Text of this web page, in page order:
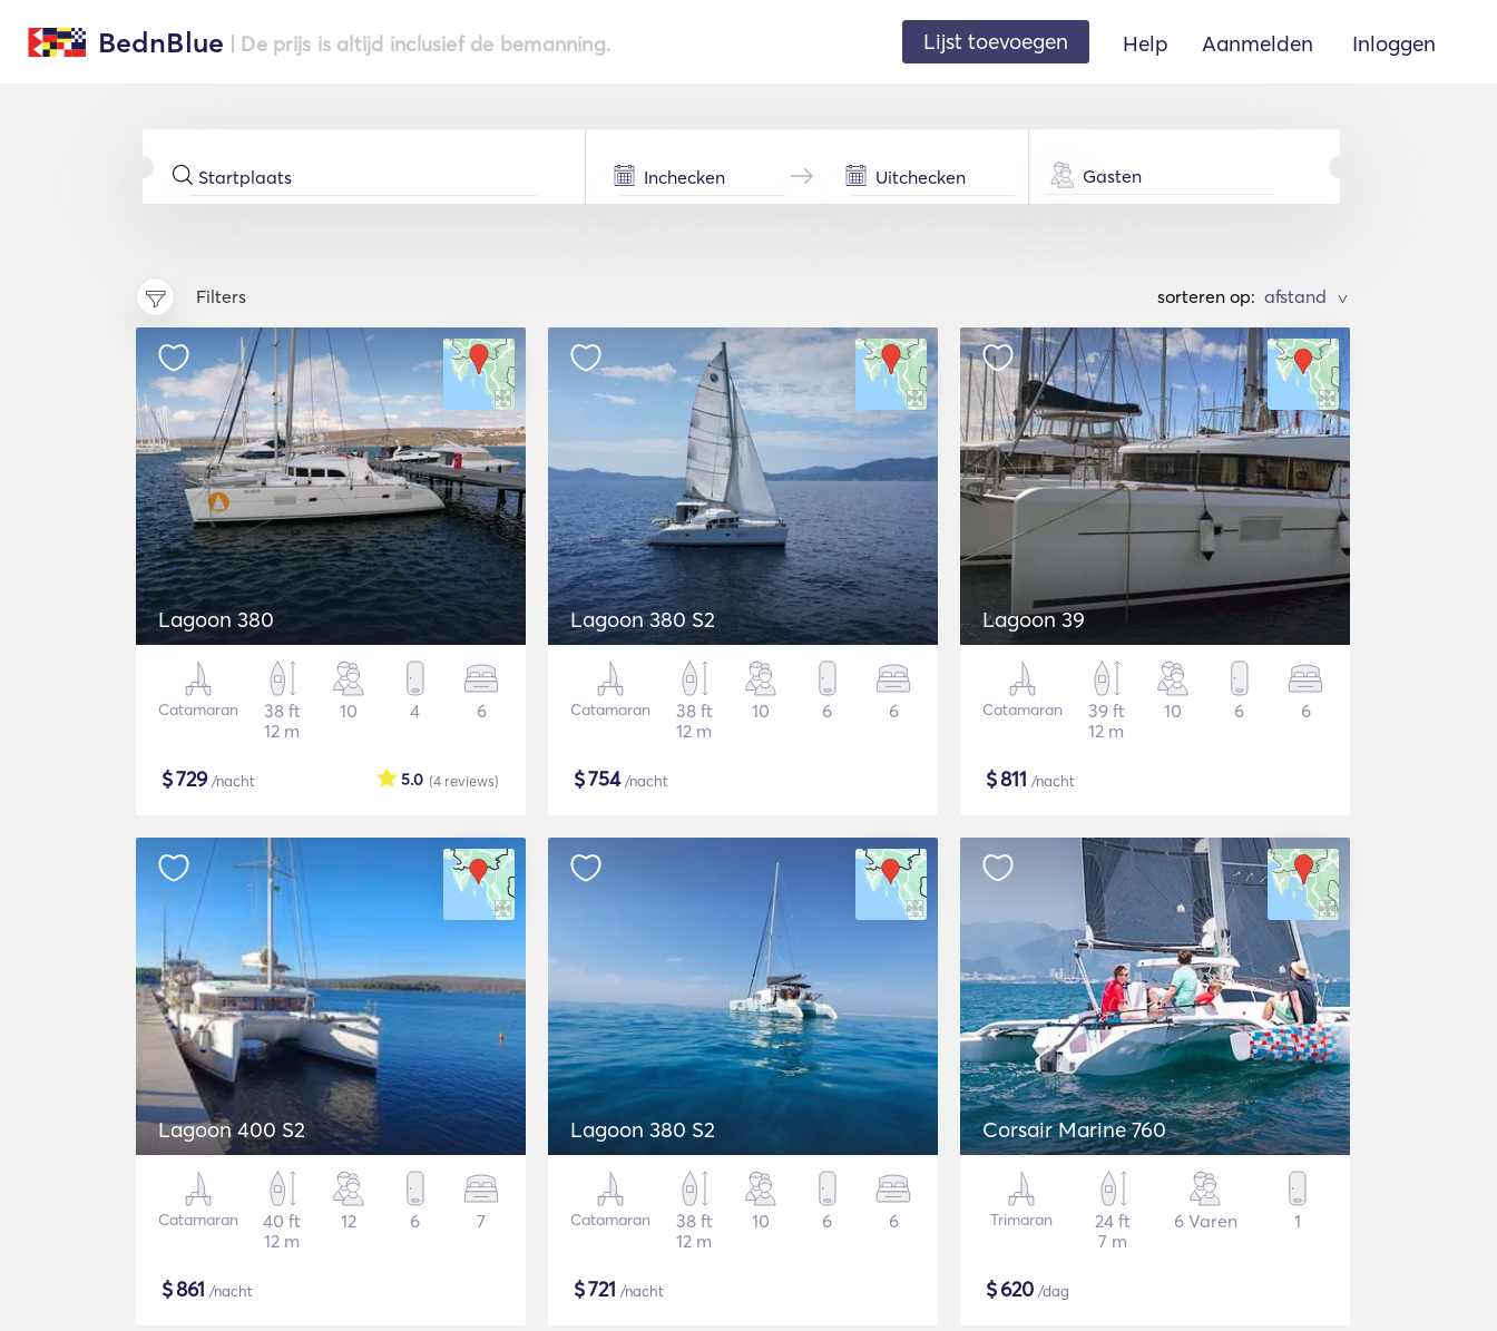
BednBlue | De prijs is altijd inclusief de bemanning. Lijst toevoegen Help Aanmelden Inloggen
Gasten
Filters sorteren op: >
Lagoon 380
Catamaran
38 ft
12 m
10 4 6
$729/nacht (4 reviews)
5.0
Lagoon 380 S2
Catamaran
38 ft
12 m
10 6 6
$754/nacht
Lagoon 39
Catamaran
39 ft
12 m
10 6 6
$811 /nacht
Lagoon 400 S2
Catamaran
40 ft
12 m
12 6 7
$861 /nacht
Lagoon 380 S2
Catamaran
38 ft
12 m
10 6 6
$721 /nacht
Corsair Marine 760
Trimaran
24 ft
7 m
6 Varen 1
$620 /dag